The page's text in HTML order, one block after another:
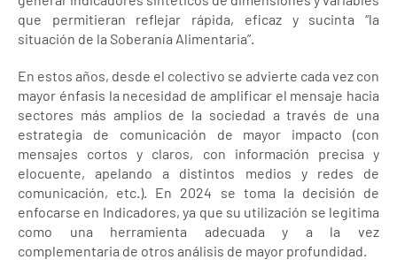
que permitieran reflejar rápida, eficaz y sucinta “la
situación de la Soberanía Alimentaria”.
En estos años, desde el colectivo se advierte cada vez con
mayor énfasis la necesidad de amplificar el mensaje hacia
sectores más amplios de la sociedad a través de una
estrategia de comunicación de mayor impacto (con
mensajes cortos y claros, con información precisa y
elocuente, apelando a distintos medios y redes de
comunicación, etc.). En 2024 se toma la decisión de
enfocarse en Indicadores, ya que su utilización se legitima
como una herramienta adecuada y a la vez
complementaria de otros análisis de mayor profundidad.